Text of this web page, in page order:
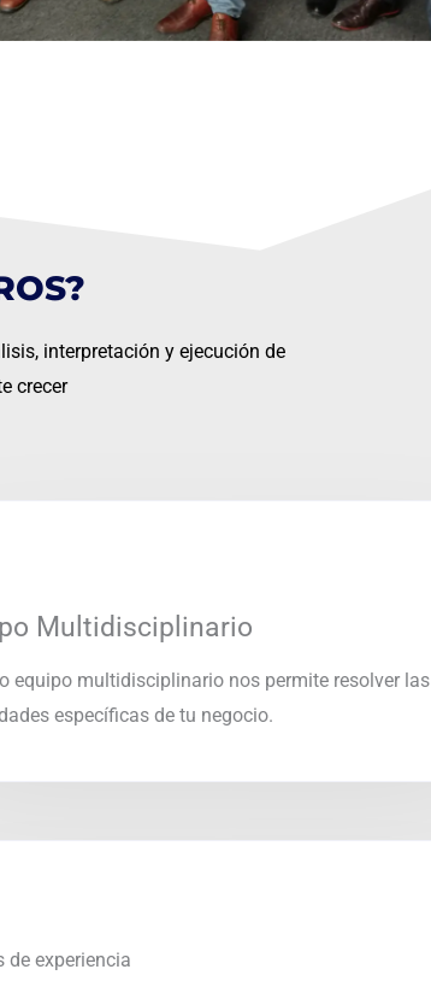
interpretación y ejecución de
crecer
Multidisciplinario
equipo multidisciplinario nos permite resolver las
específicas de tu negocio.
de experiencia